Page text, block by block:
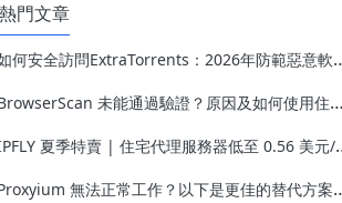
熱門文章
何安全訪問ExtraTorrents：2026年防範惡意軟件和網絡釣魚詐騙指南
未能通過驗證？原因及如何使用住宅代理解決
夏季特賣 | 住宅代理服務器低至 0.56 美元/GB，靜態 IP 低至 1.58 美元
無法正常工作？以下是更佳的替代方案，助您實現安全、私密的瀏覽體驗